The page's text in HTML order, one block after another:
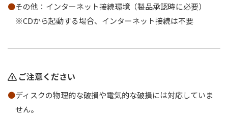
その他：インターネット接続環境（製品承認時に必要）
※CDから起動する場合、インターネット接続は不要
ご注意ください
ディスクの物理的な破損や電気的な破損には対応していま
せん。